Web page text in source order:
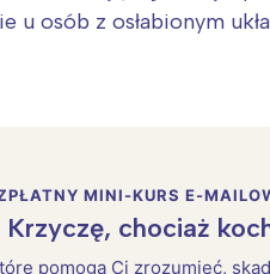
u osób z osłabionym
MINI-KURS E-
Krzyczę, chociaż
pomogą Ci zrozumieć,